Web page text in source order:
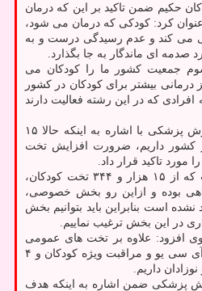
حکیم ضمن تاکید بر این که درمان
عنوان کرد: کودکی که درمان می شود،
۷۰ سال زندگی می کند و عدم رسیدگی درست و به
صدمه ای ماندگار به جا بگذارد.
جمعیت کشور ما را کودکان می
درمانی بیشتر برای کودکان در کشور
افرادی که در این رشته فعالیت دارند
وزیر بهداشت، درمان و آموزش پزشکی با اشاره به اینکه حالا ۱۵
در کشور داریم، ضرورت افزایش تخت
مورد تاکید قرار داد.
دکتر عین اللهی اظهار داشت که از ۱۵ هزار و ۳۴۴ تخت کودکان،
دانشگاهی بوده و ازاین رو بخش خصوصی،
است بنابراین باید بتوانیم بخش
در این بخش ترغیب نماییم.
وی افزود: علاوه بر تخت های عمومی
کودکان، هزار و ۵۲ تخت پی آی سی یو و مراقبت ویژه کودکان و ۴
پزشکی ضمن اشاره به اینکه هدف